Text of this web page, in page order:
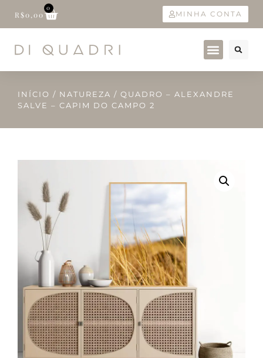
R$0,00
0
MINHA CONTA
INÍCIO / NATUREZA / QUADRO – ALEXANDRE
SALVE – CAPIM DO CAMPO 2